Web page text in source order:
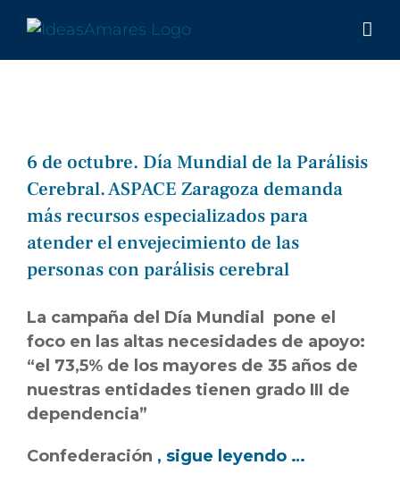
contenido
6 de octubre. Día Mundial de la Parálisis
Cerebral. ASPACE Zaragoza demanda
más recursos especializados para
atender el envejecimiento de las
personas con parálisis cerebral
La campaña del Día Mundial pone el
foco en las altas necesidades de apoyo:
“el 73,5% de los mayores de 35 años de
nuestras entidades tienen grado III de
dependencia”
Confederación , sigue leyendo …